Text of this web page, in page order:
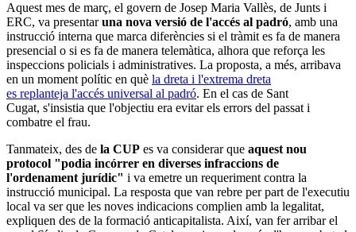
Aquest mes de març, el govern de Josep Maria Vallès, de Junts i
ERC, va presentaruna nova versió de l'accés al padró, amb una
instrucció interna que marca diferències si el tràmit es fa de manera
presencial o si es fa de manera telemàtica, alhora que reforça les
inspeccions policials i administratives. La proposta, a més, arribava
en un moment polític en què la dreta i l'extrema dreta
es replanteja l'accés universal al padró. En el cas de Sant
Cugat, s'insistia que l'objectiu era evitar els errors del passat i
combatre el frau.
Tanmateix, des de la CUP es va considerar que aquest nou
protocol "podia incórrer en diverses infraccions de
l'ordenament jurídic" i va emetre un requeriment contra la
instrucció municipal. La resposta que van rebre per part de l'executiu
local va ser que les noves indicacions complien amb la legalitat,
expliquen des de la formació anticapitalista. Així, van fer arribar el